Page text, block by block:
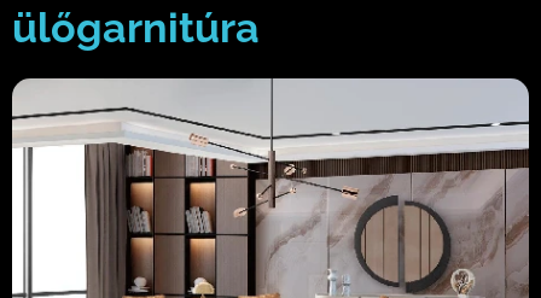
ülőgarnitúra